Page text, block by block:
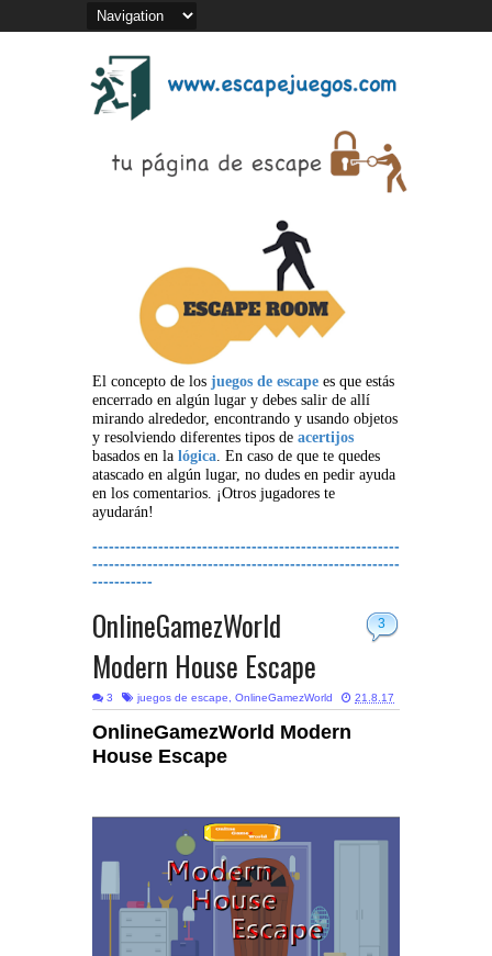
El concepto de los juegos de escape es que estás
encerrado en algún lugar y debes salir de allí
mirando alrededor, encontrando y usando objetos
y resolviendo diferentes tipos de acertijos
basados en la lógica. En caso de que te quedes
atascado en algún lugar, no dudes en pedir ayuda
en los comentarios. ¡Otros jugadores te
ayudarán!
--------------------------------------------------------
--------------------------------------------------------
-----------
3
OnlineGamezWorld
Modern House Escape
3 juegos de escape, OnlineGamezWorld 21.8.17
OnlineGamezWorld Modern
House Escape